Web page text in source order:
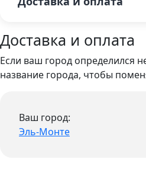
Доставка и оплата
Если ваш город определился
название города, чтобы
Ваш город:
Эль-Монте